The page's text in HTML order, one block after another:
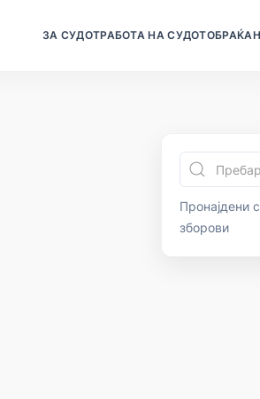
ЗА СУДОТРАБОТА НА СУДОТ
Пронајдени
зборови